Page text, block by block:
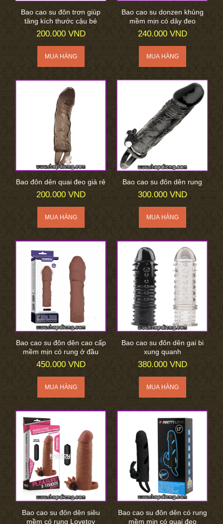
Bao cao su đôn trơn giúp
tăng kích thước cậu bé
200.000 VND
Bao cao su donzen khủng
mềm mịn có dây đeo
240.000 VND
Bao đôn dên quai đeo giá rẻ
200.000 VND
Bao cao su đôn dên rung
300.000 VND
Bao cao su đôn dên cao cấp
mềm mịn có rung ở đầu
450.000 VND
Bao cao su đôn dên gai bi
xung quanh
380.000 VND
Bao cao su đôn dên siêu
mềm có rung Lovetoy
Bao cao su đôn dên có rung
mềm mịn có quai đeo